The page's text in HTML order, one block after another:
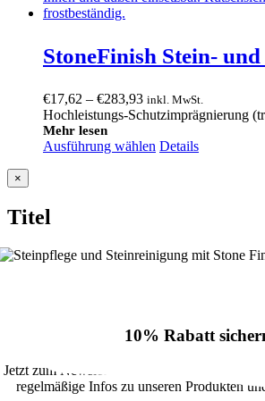
StoneFinish Stein-
€17,62 – €283,93Preisspanne:
€17,62
€283,93
inkl. MwSt.
Hochleistungs-Schutzimprägnierung
Mehr lesen
Ausführung wählen Details
Close
product
view
×
Titel
10% Rabatt
Jetzt zum Newsletter anmelden und 10%
regelmäßige Infos zu unseren Produkten